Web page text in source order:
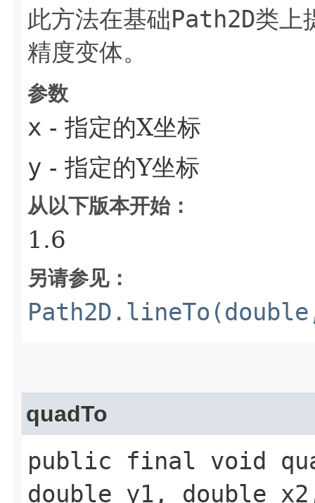
此方法在基础Path2D类上
精度变体。
参数
x - 指定的X坐标
y - 指定的Y坐标
从以下版本开始：
1.6
另请参见：
quadTo
public final void
double y1, double